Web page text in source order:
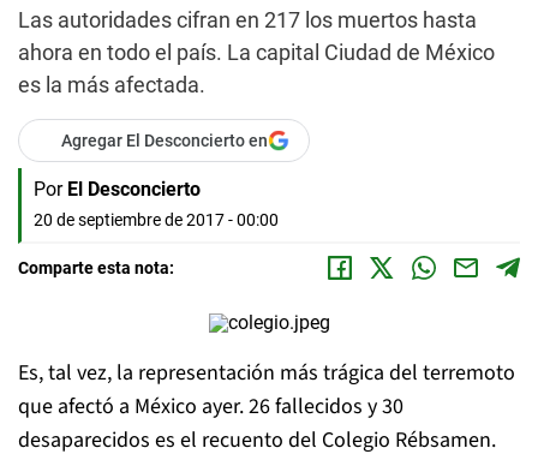
Las autoridades cifran en 217 los muertos hasta
ahora en todo el país. La capital Ciudad de México
es la más afectada.
Agregar El Desconcierto en
Por El Desconcierto
20 de septiembre de 2017 - 00:00
Comparte esta nota:
Es, tal vez, la representación más trágica del terremoto
que afectó a México ayer. 26 fallecidos y 30
desaparecidos es el recuento del Colegio Rébsamen.